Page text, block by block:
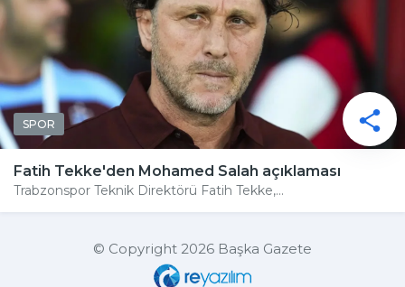
SPOR
Fatih Tekke'den Mohamed Salah açıklaması
Trabzonspor Teknik Direktörü Fatih Tekke,...
© Copyright 2026 Başka Gazete